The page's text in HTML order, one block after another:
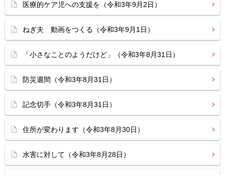
医療的ケア児への支援を（令和3年9月2日）
ねぎ夫 動画をつくる（令和3年9月1日）
「小さなことのようだけど」（令和3年8月31日）
防災週間（令和3年8月31日）
記念切手（令和3年8月31日）
住所が変わります（令和3年8月30日）
水害に対して（令和3年8月28日）